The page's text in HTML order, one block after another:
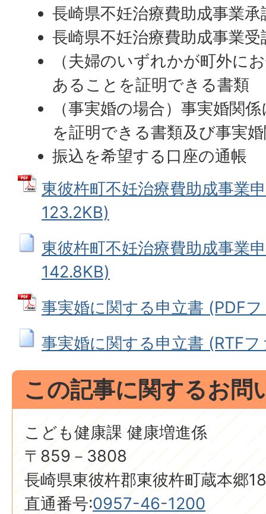
長崎県不妊治療費助成事業
長崎県不妊治療費助成事業
（夫婦のいずれかが町外に
あることを証明できる書類
（事実婚の場合）事実婚関
を証明できる書類及び事実
振込を希望する口座の通帳
東彼杵町不妊治療費助成事業
123.2KB)
東彼杵町不妊治療費助成事業
142.8KB)
事実婚に関する申立書 (PDF
事実婚に関する申立書 (RTF
この記事に関するお問
こども健康課 健康増進係
〒859－3808
長崎県東彼杵郡東彼杵町蔵本郷
直通番号:0957-46-1200